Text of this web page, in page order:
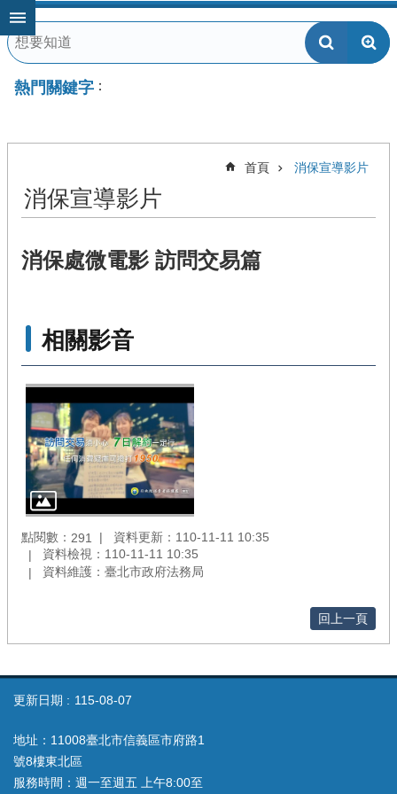
跳到主要內容區塊
熱門關鍵字
首頁 消保宣導影片
消保宣導影片
消保處微電影 訪問交易篇
相關影音
點閱數： 291
資料更新：110-11-11 10:35
資料檢視：110-11-11 10:35
資料維護：臺北市政府法務局
回上一頁
更新日期 115-08-07
地址：11008臺北市信義區市府路1
號8樓東北區
服務時間：週一至週五 上午8:00至